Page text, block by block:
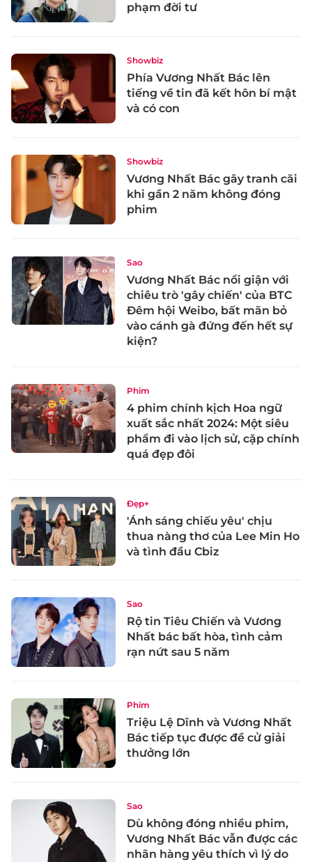
phạm đời tư
Showbiz
Phía Vương Nhất Bác lên
tiếng về tin đã kết hôn bí mật
và có con
Showbiz
Vương Nhất Bác gây tranh cãi
khi gần 2 năm không đóng
phim
Sao
Vương Nhất Bác nổi giận với
chiêu trò 'gây chiến' của BTC
Đêm hội Weibo, bất mãn bỏ
vào cánh gà đứng đến hết sự
kiện?
Phim
4 phim chính kịch Hoa ngữ
xuất sắc nhất 2024: Một siêu
phẩm đi vào lịch sử, cặp chính
quá đẹp đôi
Đẹp+
'Ánh sáng chiếu yêu' chịu
thua nàng thơ của Lee Min Ho
và tình đầu Cbiz
Sao
Rộ tin Tiêu Chiến và Vương
Nhất bác bất hòa, tình cảm
rạn nứt sau 5 năm
Phim
Triệu Lệ Dĩnh và Vương Nhất
Bác tiếp tục được đề cử giải
thưởng lớn
Sao
Dù không đóng nhiều phim,
Vương Nhất Bác vẫn được các
nhãn hàng yêu thích vì lý do